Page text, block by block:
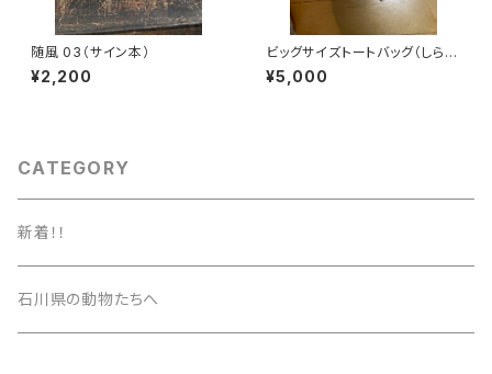
随風 03（サイン本）
¥2,200
ビッグサイズトートバッグ（しらた
まカレンダースピンアウト）
¥5,000
CATEGORY
新着！！
石川県の動物たちへ